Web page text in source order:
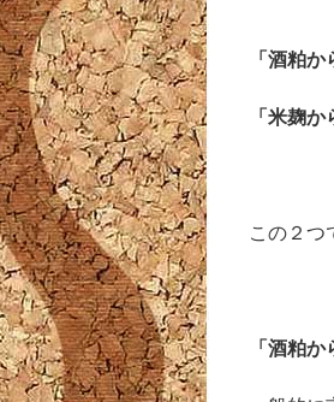
「酒粕か
「米麹か
この２つ
「酒粕